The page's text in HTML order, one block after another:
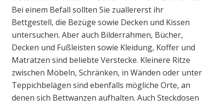
Bei einem Befall sollten Sie zuallererst ihr
Bettgestell, die Bezüge sowie Decken und Kissen
untersuchen. Aber auch Bilderrahmen, Bücher,
Decken und Fußleisten sowie Kleidung, Koffer und
Matratzen sind beliebte Verstecke. Kleinere Ritze
zwischen Möbeln, Schränken, in Wänden oder unter
Teppichbelägen sind ebenfalls mögliche Orte, an
denen sich Bettwanzen aufhalten. Auch Steckdosen